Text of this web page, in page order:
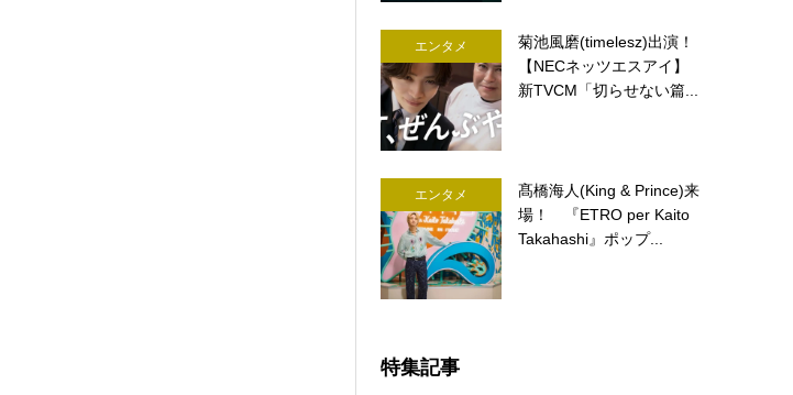
エンタメ
菊池風磨(timelesz)出演！
【NECネッツエスアイ】
新TVCM「切らせない篇...
エンタメ
髙橋海人(King & Prince)来
場！ 『ETRO per Kaito
Takahashi』ポップ...
特集記事